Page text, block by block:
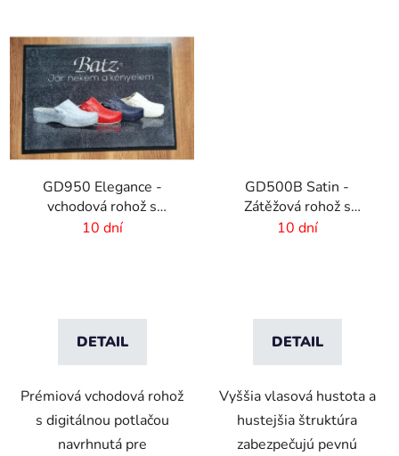
GD950 Elegance -
vchodová rohož s
digitálnou potlačou - 6
10 dní
DETAIL
Prémiová vchodová rohož
s digitálnou potlačou
navrhnutá pre
GD500B Satin -
Zátěžová rohož s
digitálnou potlačou a
10 dní
DETAIL
Vyššia vlasová hustota a
hustejšia štruktúra
zabezpečujú pevnú